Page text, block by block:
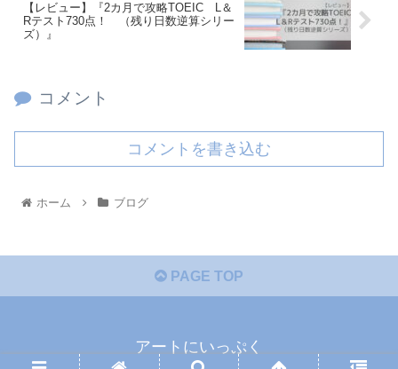
【レビュー】『2カ月で攻略TOEIC L＆
Rテスト730点！ （残り日数逆算シリー
ズ）』
コメント
コメントを書き込む
ホーム ブログ
PAGE TOP
アートにいっぷく